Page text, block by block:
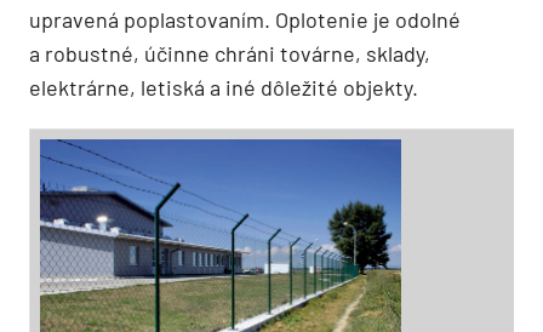
upravená poplastovaním. Oplotenie je odolné
a robustné, účinne chráni továrne, sklady,
elektrárne, letiská a iné dôležité objekty.